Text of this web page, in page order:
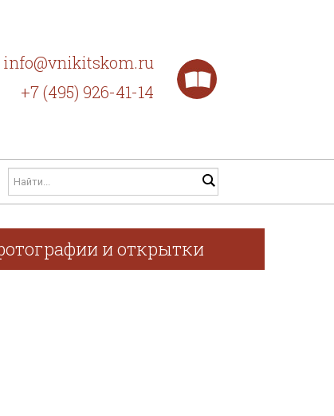
info@vnikitskom.ru
+7 (495) 926-41-14
и открытки